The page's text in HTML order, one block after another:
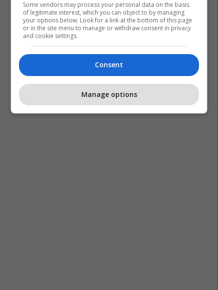
Some vendors may process your personal data on the basis
of legitimate interest, which you can object to by managing
your options below. Look for a link at the bottom of this page
or in the site menu to manage or withdraw consent in privacy
and cookie settings.
Consent
Manage options